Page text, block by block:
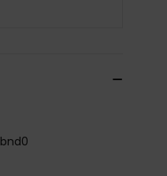
bnd0